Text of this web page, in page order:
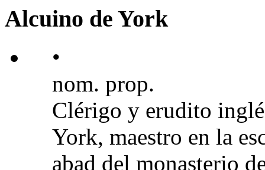
Alcuino de York
•
nom. prop.
Clérigo y erudito
York, maestro en la
abad del monasterio